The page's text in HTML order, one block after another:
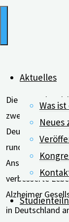
Aktuelles
Was
Neues
Die Deutsche
zwei Jahre
Deutschland.
rund 1,6
Anstieg
verbesserte
Alzheimer
in Deutschland